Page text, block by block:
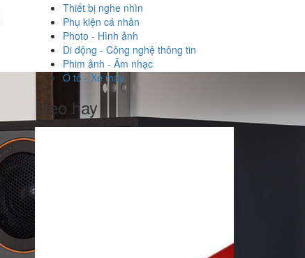
Thiết bị nghe nhìn
Phụ kiện cá nhân
Photo - Hình ảnh
Di động - Công nghệ thông tin
Phim ảnh - Âm nhạc
Ô tô - Xe máy
Mẹo hay